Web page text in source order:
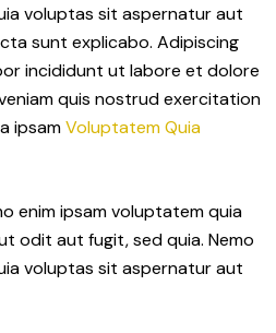
voluptas sit aspernatur aut
sunt explicabo. Adipiscing
incididunt ut labore et dolore
quis nostrud exercitation
ipsamVoluptatem Quia
enim ipsam voluptatem quia
odit aut fugit, sed quia. Nemo
voluptas sit aspernatur aut